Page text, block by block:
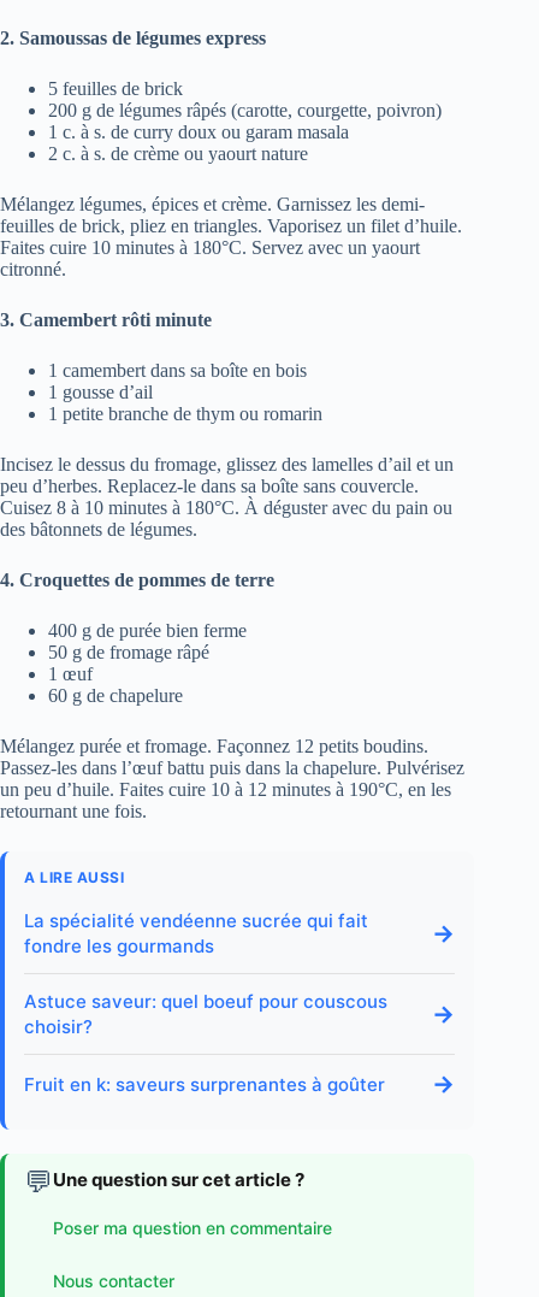
2. Samoussas de légumes express
5 feuilles de brick
200 g de légumes râpés (carotte, courgette, poivron)
1 c. à s. de curry doux ou garam masala
2 c. à s. de crème ou yaourt nature
Mélangez légumes, épices et crème. Garnissez les demi-
feuilles de brick, pliez en triangles. Vaporisez un filet d’huile.
Faites cuire 10 minutes à 180°C. Servez avec un yaourt
citronné.
3. Camembert rôti minute
1 camembert dans sa boîte en bois
1 gousse d’ail
1 petite branche de thym ou romarin
Incisez le dessus du fromage, glissez des lamelles d’ail et un
peu d’herbes. Replacez-le dans sa boîte sans couvercle.
Cuisez 8 à 10 minutes à 180°C. À déguster avec du pain ou
des bâtonnets de légumes.
4. Croquettes de pommes de terre
400 g de purée bien ferme
50 g de fromage râpé
1 œuf
60 g de chapelure
Mélangez purée et fromage. Façonnez 12 petits boudins.
Passez-les dans l’œuf battu puis dans la chapelure. Pulvérisez
un peu d’huile. Faites cuire 10 à 12 minutes à 190°C, en les
retournant une fois.
A LIRE AUSSI
La spécialité vendéenne sucrée qui fait
fondre les gourmands
→
Astuce saveur: quel boeuf pour couscous
choisir?
→
Fruit en k: saveurs surprenantes à goûter →
💬 Une question sur cet article ?
Poser ma question en commentaire
Nous contacter